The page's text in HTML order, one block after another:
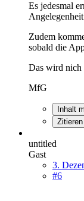
Es jedesmal
Zudem
sobald die
Das wird nich
MfG
Inhalt
Zitieren
untitled
Gast
3.
#6